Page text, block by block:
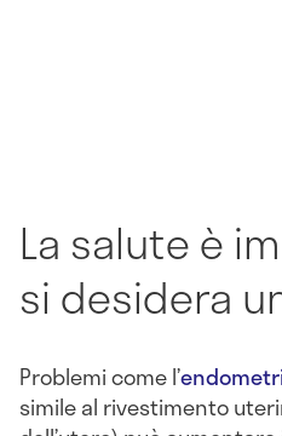
La salute è
si desidera
Problemi come l’
simile al rivestimento